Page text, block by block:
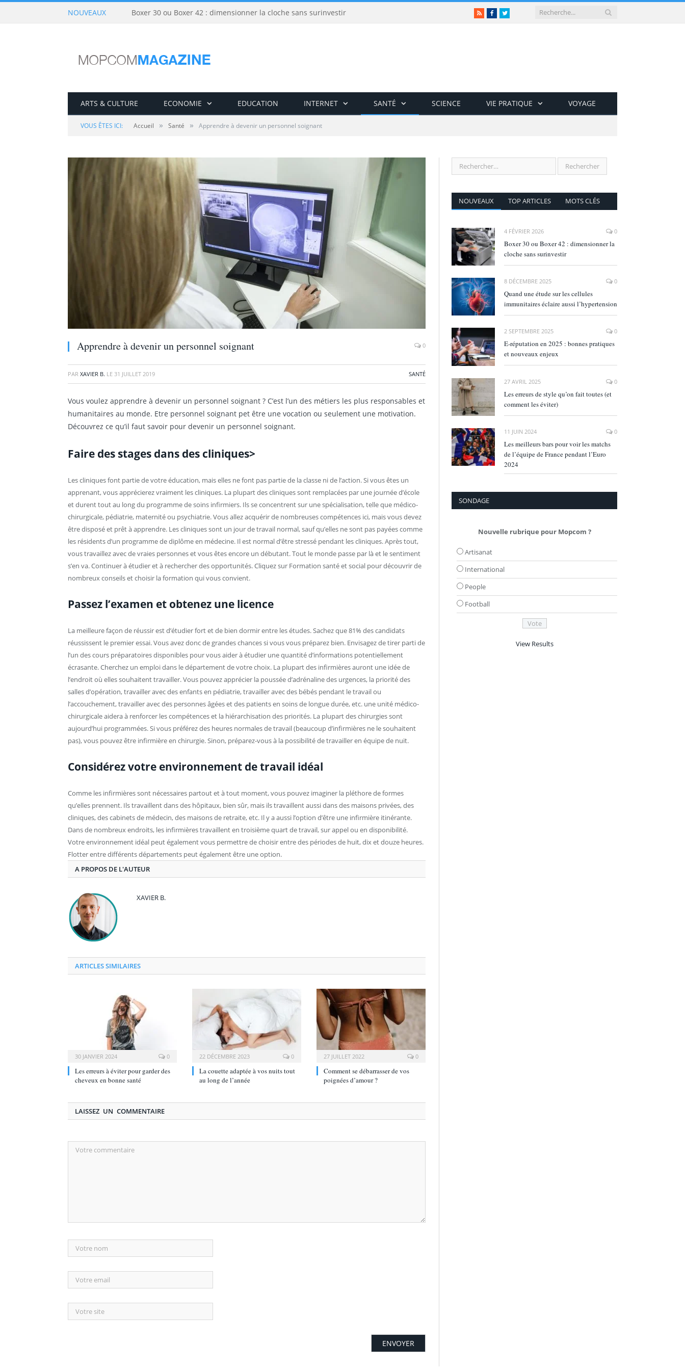
NOUVEAUX Boxer 30 ou Boxer 42 : dimensionner la cloche sans surinvestir RSSFacebookTwitter
ARTS & CULTURE ECONOMIE EDUCATION INTERNET SANTÉ SCIENCE VIE PRATIQUE VOYAGE
VOUS ÊTES ICI: Accueil » Santé » Apprendre à devenir un personnel soignant
Apprendre à devenir un personnel soignant 0
PAR XAVIER B. LE 31 JUILLET 2019 SANTÉ
Vous voulez apprendre à devenir un personnel soignant ? C’est l’un des métiers les plus responsables et
humanitaires au monde. Etre personnel soignant pet être une vocation ou seulement une motivation.
Découvrez ce qu’il faut savoir pour devenir un personnel soignant.
Faire des stages dans des cliniques>
Les cliniques font partie de votre éducation, mais elles ne font pas partie de la classe ni de l’action. Si vous êtes un
apprenant, vous apprécierez vraiment les cliniques. La plupart des cliniques sont remplacées par une journée d’école
et durent tout au long du programme de soins infirmiers. Ils se concentrent sur une spécialisation, telle que médico-
chirurgicale, pédiatrie, maternité ou psychiatrie. Vous allez acquérir de nombreuses compétences ici, mais vous devez
être disposé et prêt à apprendre. Les cliniques sont un jour de travail normal, sauf qu’elles ne sont pas payées comme
les résidents d’un programme de diplôme en médecine. Il est normal d’être stressé pendant les cliniques. Après tout,
vous travaillez avec de vraies personnes et vous êtes encore un débutant. Tout le monde passe par là et le sentiment
s’en va. Continuer à étudier et à rechercher des opportunités. Cliquez sur Formation santé et social pour découvrir de
nombreux conseils et choisir la formation qui vous convient.
Passez l’examen et obtenez une licence
La meilleure façon de réussir est d’étudier fort et de bien dormir entre les études. Sachez que 81% des candidats
réussissent le premier essai. Vous avez donc de grandes chances si vous vous préparez bien. Envisagez de tirer parti de
l’un des cours préparatoires disponibles pour vous aider à étudier une quantité d’informations potentiellement
écrasante. Cherchez un emploi dans le département de votre choix. La plupart des infirmières auront une idée de
l’endroit où elles souhaitent travailler. Vous pouvez apprécier la poussée d’adrénaline des urgences, la priorité des
salles d’opération, travailler avec des enfants en pédiatrie, travailler avec des bébés pendant le travail ou
l’accouchement, travailler avec des personnes âgées et des patients en soins de longue durée, etc. une unité médico-
chirurgicale aidera à renforcer les compétences et la hiérarchisation des priorités. La plupart des chirurgies sont
aujourd’hui programmées. Si vous préférez des heures normales de travail (beaucoup d’infirmières ne le souhaitent
pas), vous pouvez être infirmière en chirurgie. Sinon, préparez-vous à la possibilité de travailler en équipe de nuit.
Considérez votre environnement de travail idéal
Comme les infirmières sont nécessaires partout et à tout moment, vous pouvez imaginer la pléthore de formes
qu’elles prennent. Ils travaillent dans des hôpitaux, bien sûr, mais ils travaillent aussi dans des maisons privées, des
cliniques, des cabinets de médecin, des maisons de retraite, etc. Il y a aussi l’option d’être une infirmière itinérante.
Dans de nombreux endroits, les infirmières travaillent en troisième quart de travail, sur appel ou en disponibilité.
Votre environnement idéal peut également vous permettre de choisir entre des périodes de huit, dix et douze heures.
Flotter entre différents départements peut également être une option.
A PROPOS DE L'AUTEUR
XAVIER B.
ARTICLES SIMILAIRES
30 JANVIER 2024 0
Les erreurs à éviter pour garder des
cheveux en bonne santé
22 DÉCEMBRE 2023 0
La couette adaptée à vos nuits tout
au long de l’année
27 JUILLET 2022 0
Comment se débarrasser de vos
poignées d’amour ?
LAISSEZ UN COMMENTAIRE
NOUVEAUX TOP ARTICLES MOTS CLÉS
4 FÉVRIER 2026 0
Boxer 30 ou Boxer 42 : dimensionner la
cloche sans surinvestir
8 DÉCEMBRE 2025 0
Quand une étude sur les cellules
immunitaires éclaire aussi l’hypertension
2 SEPTEMBRE 2025 0
E‑réputation en 2025 : bonnes pratiques
et nouveaux enjeux
27 AVRIL 2025 0
Les erreurs de style qu’on fait toutes (et
comment les éviter)
11 JUIN 2024 0
Les meilleurs bars pour voir les matchs
de l’équipe de France pendant l’Euro
2024
SONDAGE
Nouvelle rubrique pour Mopcom ?
Artisanat
International
People
Football
View Results